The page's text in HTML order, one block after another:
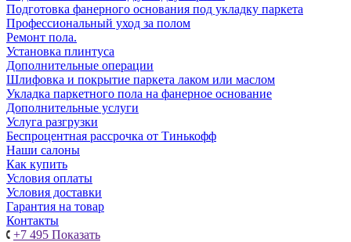
Подготовка фанерного основания под укладку паркета
Профессиональный уход за полом
Ремонт пола.
Установка плинтуса
Дополнительные операции
Шлифовка и покрытие паркета лаком или маслом
Укладка паркетного пола на фанерное основание
Дополнительные услуги
Услуга разгрузки
Беспроцентная рассрочка от Тинькофф
Наши салоны
Как купить
Условия оплаты
Условия доставки
Гарантия на товар
Контакты
+7 495 Показать